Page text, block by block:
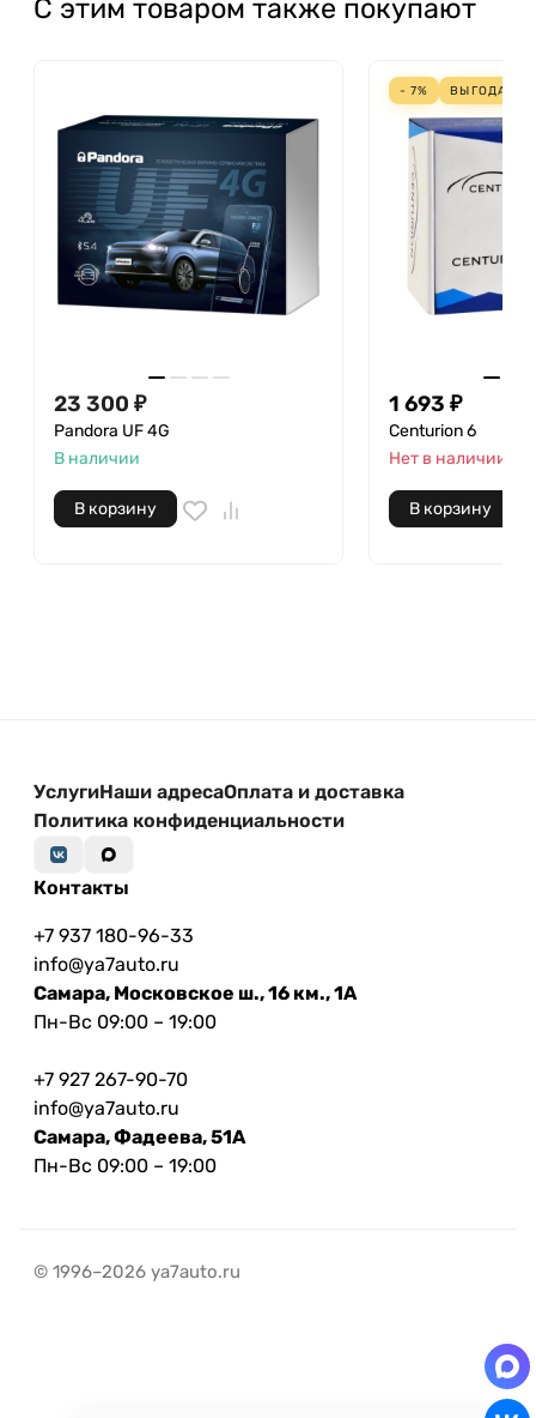
С этим товаром также покупают
23 300 ₽
Pandora UF 4G
В наличии
В корзину
- 7% ВЫГОДА
1 693 ₽
Centurion 6
Нет в наличии
В корзину
УслугиНаши адресаОплата и доставка
Политика конфиденциальности
Контакты
+7 937 180-96-33
info@ya7auto.ru
Самара, Московское ш., 16 км., 1А
Пн-Вс 09:00 – 19:00
+7 927 267-90-70
info@ya7auto.ru
Самара, Фадеева, 51А
Пн-Вс 09:00 – 19:00
© 1996–2026 ya7auto.ru